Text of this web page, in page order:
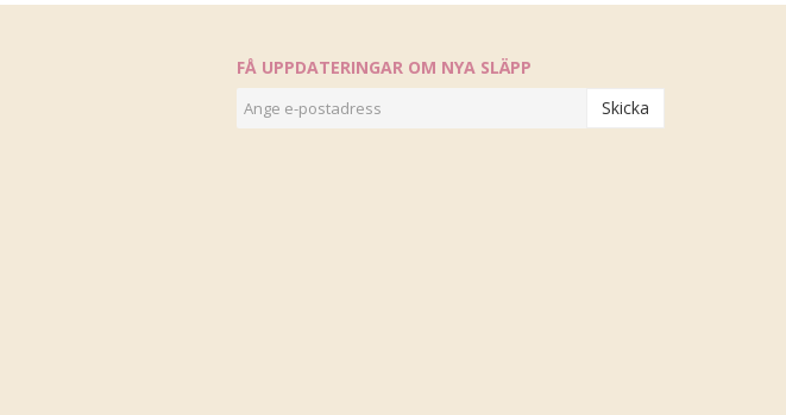
FÅ UPPDATERINGAR OM NYA SLÄPP
Skicka